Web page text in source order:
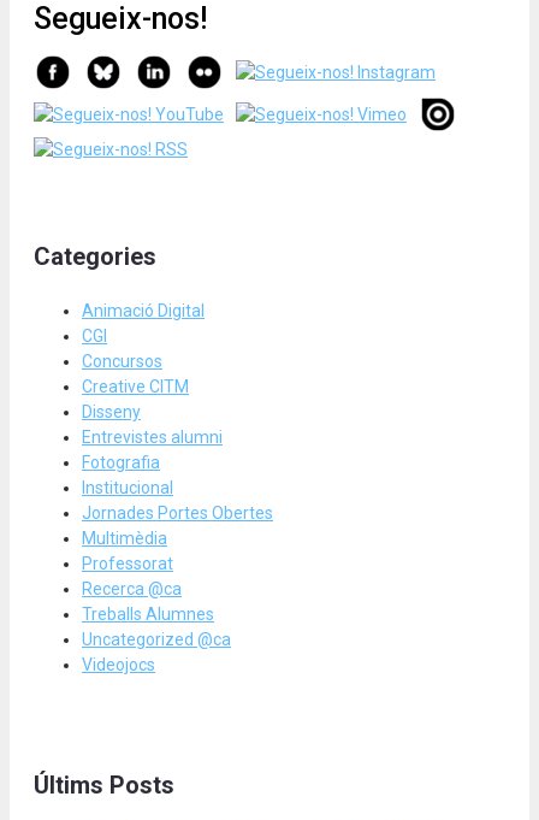
Segueix-nos!
Categories
Animació Digital
CGI
Concursos
Creative CITM
Disseny
Entrevistes alumni
Fotografia
Institucional
Jornades Portes Obertes
Multimèdia
Professorat
Recerca @ca
Treballs Alumnes
Uncategorized @ca
Videojocs
Últims Posts